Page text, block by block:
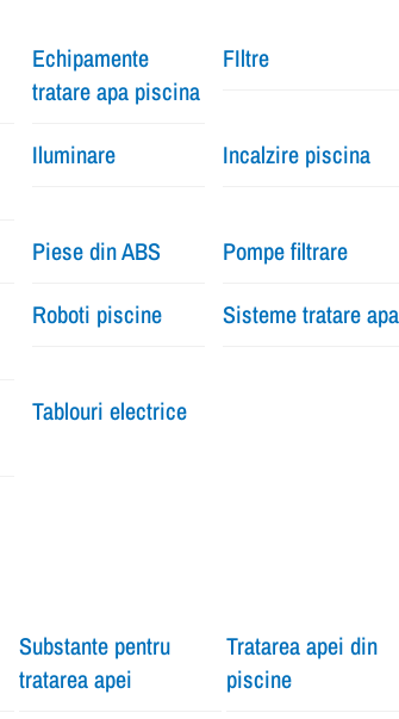
Echipamente
tratare apa piscina
FIltre
Iluminare Incalzire piscina
Piese din ABS
Pompe filtrare
Roboti piscine Sisteme tratare apa
Tablouri electrice
Substante pentru
tratarea apei
Tratarea apei din
piscine